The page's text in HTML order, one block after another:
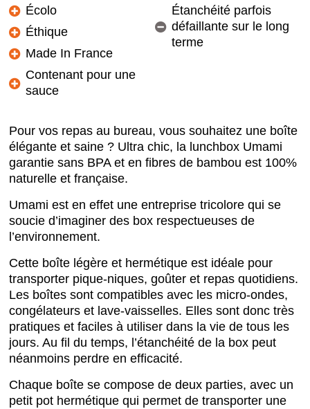
Écolo
Éthique
Made In France
Contenant pour une
sauce
Étanchéité parfois
défaillante sur le long
terme
Pour vos repas au bureau, vous souhaitez une boîte
élégante et saine ? Ultra chic, la lunchbox Umami
garantie sans BPA et en fibres de bambou est 100%
naturelle et française.
Umami est en effet une entreprise tricolore qui se
soucie d’imaginer des box respectueuses de
l’environnement.
Cette boîte légère et hermétique est idéale pour
transporter pique-niques, goûter et repas quotidiens.
Les boîtes sont compatibles avec les micro-ondes,
congélateurs et lave-vaisselles. Elles sont donc très
pratiques et faciles à utiliser dans la vie de tous les
jours. Au fil du temps, l’étanchéité de la box peut
néanmoins perdre en efficacité.
Chaque boîte se compose de deux parties, avec un
petit pot hermétique qui permet de transporter une